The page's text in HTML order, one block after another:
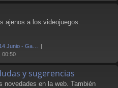
ajenos a los videojuegos.
Junio - Ga…
00:50
y sugerencias
novedades en la web. También